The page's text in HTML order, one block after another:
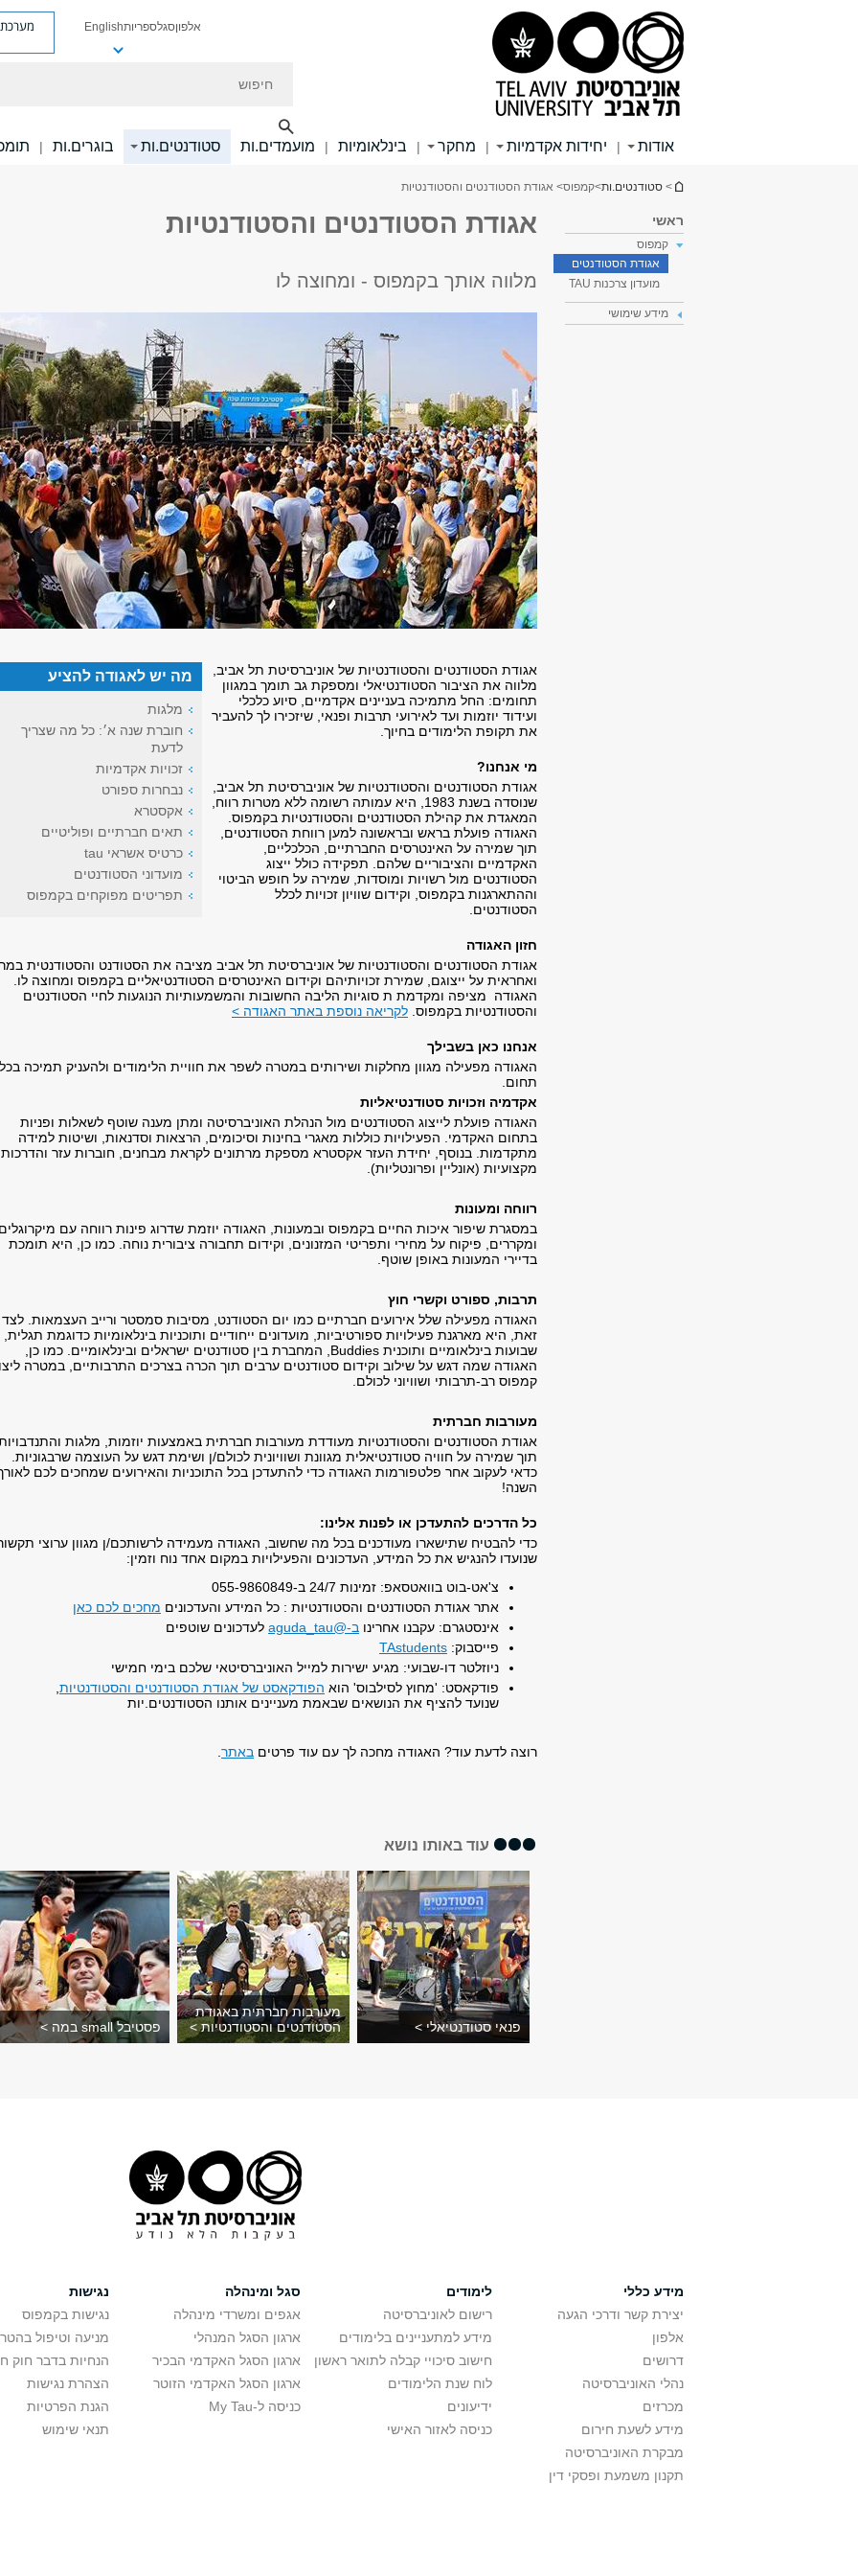
אלפוןסגלספריותEnglish מערכת
אודות | יחידות אקדמיות | מחקר | בינלאומיות | מועמדים.ות סטודנטים.ות בוגרים.ות |
הינך נמצא כאן
> סטודנטים.ות>קמפוס> אגודת הסטודנטים והסטודנטיות
ראשי
קמפוס
אגודת הסטודנטים
מועדון צרכנות TAU
מידע שימושי
אגודת הסטודנטים והסטודנטיות
מלווה אותך בקמפוס - ומחוצה לו
מה יש לאגודה להציע
מלגות
חוברת שנה א׳: כל מה שצריך
לדעת
זכויות אקדמיות
נבחרות ספורט
אקסטרא
תאים חברתיים ופוליטיים
כרטיס אשראי tau
מועדוני הסטודנטים
תפריטים מפוקחים בקמפוס
אגודת הסטודנטים והסטודנטיות של אוניברסיטת תל אביב,
מלווה את הציבור הסטודנטיאלי ומספקת גב תומך במגוון
תחומים: החל מתמיכה בעניינים אקדמיים, סיוע כלכלי
ועידוד יוזמות ועד לאירועי תרבות ופנאי, שיזכירו לך להעביר
את תקופת הלימודים בחיוך.
מי אנחנו?
אגודת הסטודנטים והסטודנטיות של אוניברסיטת תל אביב,
שנוסדה בשנת 1983, היא עמותה רשומה ללא מטרות רווח,
המאגדת את קהילת הסטודנטים והסטודנטיות בקמפוס.
האגודה פועלת בראש ובראשונה למען רווחת הסטודנטים,
תוך שמירה על האינטרסים החברתיים, הכלכליים,
האקדמיים והציבוריים שלהם. תפקידה כולל ייצוג
הסטודנטים מול רשויות ומוסדות, שמירה על חופש הביטוי
וההתארגנות בקמפוס, וקידום שוויון זכויות לכלל
הסטודנטים.
חזון האגודה
אגודת הסטודנטים והסטודנטיות של אוניברסיטת תל אביב מציבה את הסטודנט והסטודנטית
ואחראית על ייצוגם, שמירת זכויותיהם וקידום האינטרסים הסטודנטיאליים בקמפוס ומחוצה לו.
האגודה מציפה ומקדמת ת סוגיות הליבה החשובות והמשמעותיות הנוגעות לחיי הסטודנטים
והסטודנטיות בקמפוס. לקריאה נוספת באתר האגודה >
אנחנו כאן בשבילך
האגודה מפעילה מגוון מחלקות ושירותים במטרה לשפר את חוויית הלימודים ולהעניק תמיכה בכל
תחום.
אקדמיה וזכויות סטודנטיאליות
האגודה פועלת לייצוג הסטודנטים מול הנהלת האוניברסיטה ומתן מענה שוטף לשאלות ופניות
בתחום האקדמי. הפעילויות כוללות מאגרי בחינות וסיכומים, הרצאות וסדנאות, ושיטות למידה
מתקדמות. בנוסף, יחידת העזר אקסטרא מספקת מרתונים לקראת מבחנים, חוברות עזר והדרכות
מקצועיות (אונליין ופרונטליות).
רווחה ומעונות
במסגרת שיפור איכות החיים בקמפוס ובמעונות, האגודה יוזמת שדרוג פינות רווחה עם
ומקררים, פיקוח על מחירי ותפריטי המזנונים, וקידום תחבורה ציבורית נוחה. כמו כן, היא תומכת
בדיירי המעונות באופן שוטף.
תרבות, ספורט וקשרי חוץ
האגודה מפעילה שלל אירועים חברתיים כמו יום הסטודנט, מסיבות סמסטר ורייב העצמאות. לצד
זאת, היא מארגנת פעילויות ספורטיביות, מועדונים ייחודיים ותוכניות בינלאומיות כדוגמת תגלית,
שבועות בינלאומיים ותוכנית Buddies, המחברת בין סטודנטים ישראלים ובינלאומיים. כמו כן,
האגודה שמה דגש על שילוב וקידום סטודנטים ערבים תוך הכרה בצרכים התרבותיים, במטרה
קמפוס רב-תרבותי ושוויוני לכולם.
מעורבות חברתית
אגודת הסטודנטים והסטודנטיות מעודדת מעורבות חברתית באמצעות יוזמות, מלגות
תוך שמירה על חוויה סטודנטיאלית מגוונת ושוויונית לכולם/ן ושימת דגש על העוצמה שרבגוניות.
כדאי לעקוב אחר פלטפורמות האגודה כדי להתעדכן בכל התוכניות והאירועים שמחכים לכם
השנה!
כל הדרכים להתעדכן או לפנות אלינו:
כדי להבטיח שתישארו מעודכנים בכל מה שחשוב, האגודה מעמידה לרשותכם/ן מגוון ערוצי
שנועדו להנגיש את כל המידע, העדכונים והפעילויות במקום אחד נוח וזמין:
צ'אט-בוט בוואטסאפ: זמינות 24/7 ב-055-9860849
אתר אגודת הסטודנטים והסטודנטיות : כל המידע והעדכונים מחכים לכם כאן
אינסטגרם: עקבנו אחרינו ב-@aguda_tau
לעדכונים שוטפים
פייסבוק: TAstudents
ניוזלטר דו-שבועי: מגיע ישירות למייל האוניברסיטאי שלכם בימי חמישי
פודקאסט: 'מחוץ לסילבוס' הוא הפודקאסט של אגודת הסטודנטים והסטודנטיות
שנועד להציף את הנושאים שבאמת מעניינים אותנו הסטודנטים.יות
רוצה לדעת עוד? האגודה מחכה לך עם עוד פרטים באתר
עוד באותו נושא
פנאי סטודנטיאלי >
מעורבות חברתית באגודת
הסטודנטים והסטודנטיות >
פסטיבל small במה >
מידע כללי
יצירת קשר ודרכי הגעה
אלפון
דרושים
נהלי האוניברסיטה
מכרזים
מידע לשעת חירום
מבקרת האוניברסיטה
תקנון משמעת ופסקי דין
לימודים
רישום לאוניברסיטה
מידע למתעניינים בלימודים
חישוב סיכויי קבלה לתואר ראשון
לוח שנת הלימודים
ידיעונים
כניסה לאזור האישי
סגל ומינהלה
אגפים ומשרדי מינהלה
ארגון הסגל המנהלי
ארגון הסגל האקדמי הבכיר
ארגון הסגל האקדמי הזוטר
כניסה ל-My Tau
נגישות
נגישות בקמפוס
מניעה וטיפול
הנחיות בדבר חוק
הצהרת נגישות
הגנת הפרטיות
תנאי שימוש